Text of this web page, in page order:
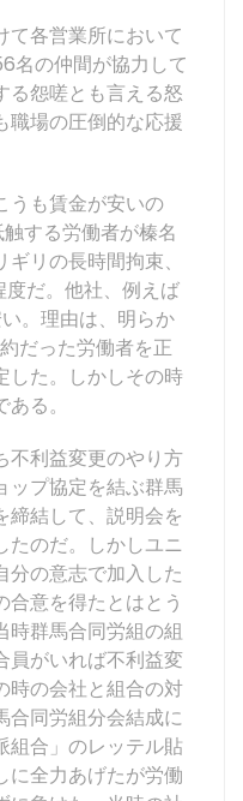
各営業所において
名の仲間が協力して
る怨嗟とも言える怒
職場の圧倒的な応援
うも賃金が安いの
する労働者が榛名
リの長時間拘束、
だ。他社、例えば
。理由は、明らか
だった労働者を正
した。しかしその時
る。
利益変更のやり方
ップ協定を結ぶ群馬
締結して、説明会を
たのだ。しかしユニ
分の意志で加入した
合意を得たとはとう
時群馬合同労組の組
員がいれば不利益変
時の会社と組合の対
合同労組分会結成に
組合」のレッテル貼
に全力あげたが労働